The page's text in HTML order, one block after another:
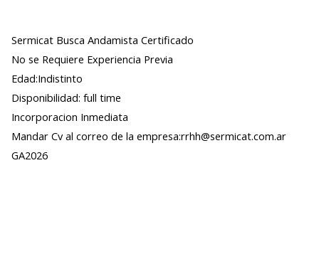
Sermicat Busca Andamista Certificado
No se Requiere Experiencia Previa
Edad:Indistinto
Disponibilidad: full time
Incorporacion Inmediata
Mandar Cv al correo de la empresa:rrhh@sermicat.com.ar
GA2026